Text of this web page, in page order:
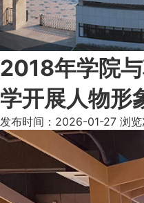
2018年学院
学开展人物形
发布时间：2026-01-27 浏